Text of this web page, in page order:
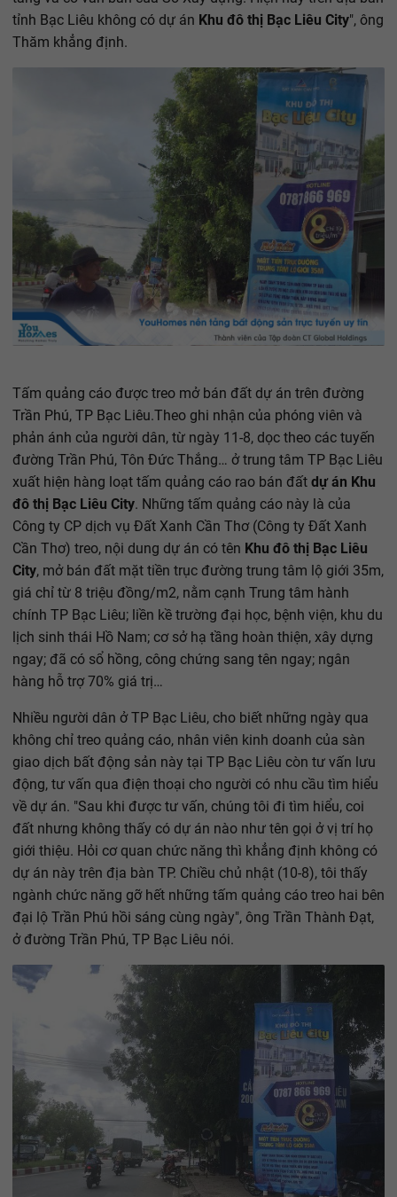
tỉnh Bạc Liêu không có dự án Khu đô thị Bạc Liêu City", ông
Thăm khẳng định.
Tấm quảng cáo được treo mở bán đất dự án trên đường
Trần Phú, TP Bạc Liêu.Theo ghi nhận của phóng viên và
phản ánh của người dân, từ ngày 11-8, dọc theo các tuyến
đường Trần Phú, Tôn Đức Thắng… ở trung tâm TP Bạc Liêu
xuất hiện hàng loạt tấm quảng cáo rao bán đất dự án Khu
đô thị Bạc Liêu City. Những tấm quảng cáo này là của
Công ty CP dịch vụ Đất Xanh Cần Thơ (Công ty Đất Xanh
Cần Thơ) treo, nội dung dự án có tên Khu đô thị Bạc Liêu
City, mở bán đất mặt tiền trục đường trung tâm lộ giới 35m,
giá chỉ từ 8 triệu đồng/m2, nằm cạnh Trung tâm hành
chính TP Bạc Liêu; liền kề trường đại học, bệnh viện, khu du
lịch sinh thái Hồ Nam; cơ sở hạ tầng hoàn thiện, xây dựng
ngay; đã có sổ hồng, công chứng sang tên ngay; ngân
hàng hỗ trợ 70% giá trị…
Nhiều người dân ở TP Bạc Liêu, cho biết những ngày qua
không chỉ treo quảng cáo, nhân viên kinh doanh của sàn
giao dịch bất động sản này tại TP Bạc Liêu còn tư vấn lưu
động, tư vấn qua điện thoại cho người có nhu cầu tìm hiểu
về dự án. "Sau khi được tư vấn, chúng tôi đi tìm hiểu, coi
đất nhưng không thấy có dự án nào như tên gọi ở vị trí họ
giới thiệu. Hỏi cơ quan chức năng thì khẳng định không có
dự án này trên địa bàn TP. Chiều chủ nhật (10-8), tôi thấy
ngành chức năng gỡ hết những tấm quảng cáo treo hai bên
đại lộ Trần Phú hồi sáng cùng ngày", ông Trần Thành Đạt,
ở đường Trần Phú, TP Bạc Liêu nói.